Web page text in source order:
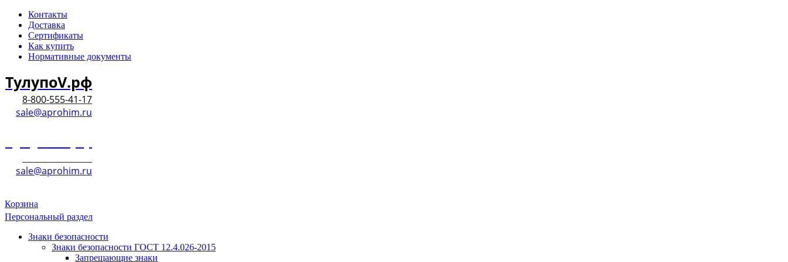
Контакты
Доставка
Сертификаты
Как купить
Нормативные документы
ТулупоV.рф
8-800-555-41-17
sale@aprohim.ru
sale@aprohim.ru
Корзина
Персональный раздел
Знаки безопасности
Знаки безопасности ГОСТ 12.4.026-2015
Запрещающие знаки